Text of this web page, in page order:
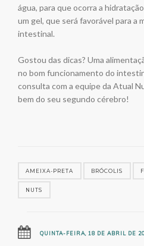
água, para que ocorra a
um gel, que será favorável para a
intestinal.
Gostou das dicas? Uma
no bom funcionamento do
consulta com a equipe da Atual
bem do seu segundo cérebro!
AMEIXA-PRETA BRÓCOLIS
NUTS
QUINTA-FEIRA, 18 DE ABRIL DE